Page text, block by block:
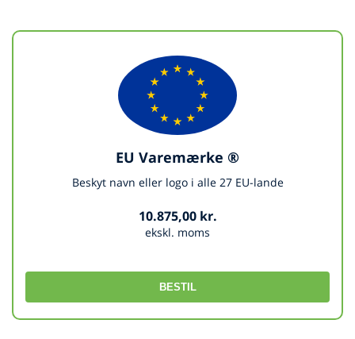
EU Varemærke ®
Beskyt navn eller logo i alle 27 EU-lande
10.875,00 kr.
ekskl. moms
BESTIL